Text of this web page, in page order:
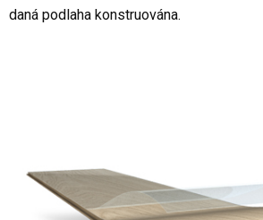
daná podlaha konstruována.